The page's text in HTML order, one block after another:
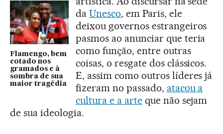
Flamengo, bem
cotado nos
gramados e à
sombra de sua
maior tragédia
da Unesco, em Paris, ele
deixou governos estrangeiros
pasmos ao anunciar que teria
como função, entre outras
coisas, o resgate dos clássicos.
E, assim como outros líderes já
fizeram no passado, atacou a
cultura e a arteque não sejam
de sua ideologia.